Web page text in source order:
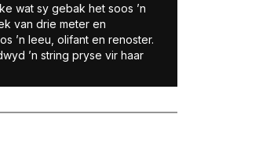
wat sy gebak het soos ’n
van drie meter en
’n leeu, olifant en renoster.
’n string pryse vir haar